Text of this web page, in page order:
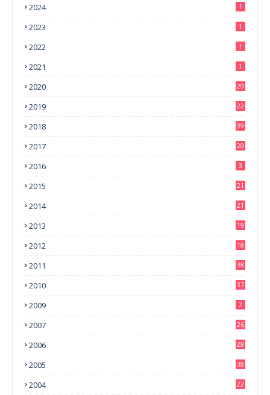
2024 1
2023 1
2022 1
2021 1
2020 20
2019 22
2018 39
2017 20
2016 3
2015 21
2014 21
2013 19
2012 18
2011 38
2010 37
2009 2
2007 26
2006 28
2005 38
2004 22